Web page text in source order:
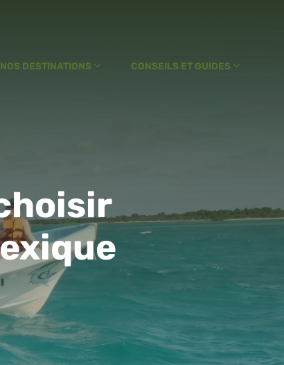
NOS DESTINATIONS CONSEILS ET GUIDES